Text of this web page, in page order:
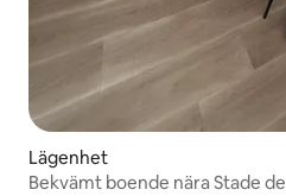
Lägenhet
Bekvämt boende nära Stade de